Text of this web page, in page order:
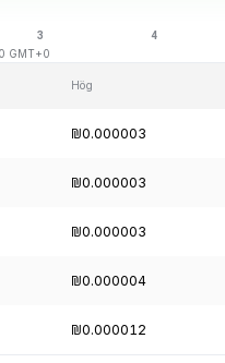
GMT+0
Hög
₪0.000003
₪0.000003
₪0.000003
₪0.000004
₪0.000012